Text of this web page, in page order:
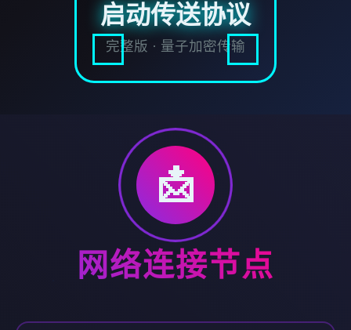
启动传送协议
完整版 · 量子加密传输
📩
网络连接节点